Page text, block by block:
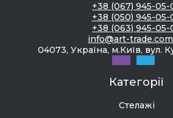
+38 (067) 945-05-
+38 (050) 945-05-
+38 (063) 945-05-
info@art-
04073, Україна, м.Київ, вул.
Категорії
Стелажі